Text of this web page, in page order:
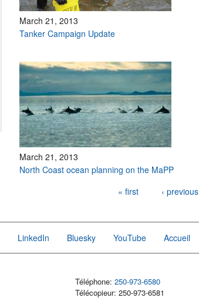
March 21, 2013
Tanker Campaign Update
March 21, 2013
North Coast ocean planning on the MaPP
« first ‹ previous
LinkedIn Bluesky YouTube Accueil
Téléphone: 250-973-6580
Télécopieur: 250-973-6581